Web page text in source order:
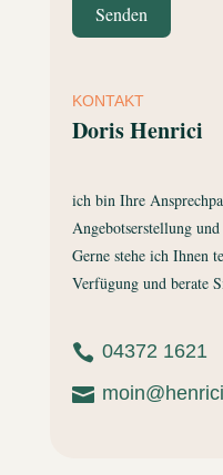
Senden
KONTAKT
Doris Henrici
ich bin Ihre
Angebotserstellung
Gerne stehe ich Ihnen
Verfügung und berate
 04372 1621
